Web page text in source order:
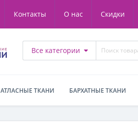
Контакты О нас Скидки
Все категории
АТЛАСНЫЕ ТКАНИ БАРХАТНЫЕ ТКАНИ